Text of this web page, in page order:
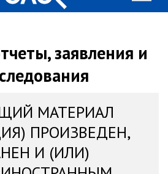
заявления и
МАТЕРИАЛ
ПРОИЗВЕДЕН,
И (ИЛИ)